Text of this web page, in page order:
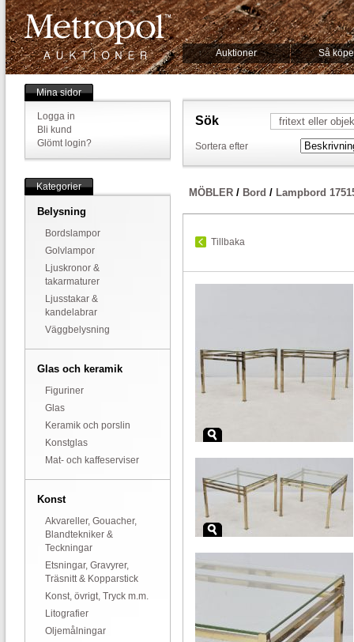
Auktioner Så
Mina sidor
Logga in
Bli kund
Glömt login?
Kategorier
Belysning
Bordslampor
Golvlampor
Ljuskronor &
takarmaturer
Ljusstakar &
kandelabrar
Väggbelysning
Glas och keramik
Figuriner
Glas
Keramik och porslin
Konstglas
Mat- och kaffeserviser
Konst
Akvareller, Gouacher,
Blandtekniker &
Teckningar
Etsningar, Gravyrer,
Träsnitt & Kopparstick
Konst, övrigt, Tryck m.m.
Litografier
Oljemålningar
Sök
Sortera efter
MÖBLER / Bord / Lampbord
Tillbaka